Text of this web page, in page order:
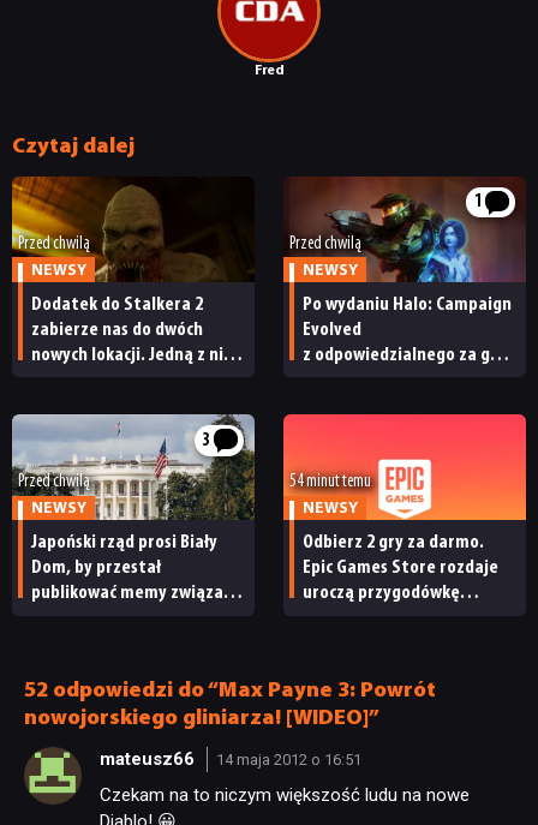
Fred
Czytaj dalej
Przed chwilą
NEWSY
Dodatek do Stalkera 2
zabierze nas do dwóch
nowych lokacji. Jedną z nich
1
Przed chwilą
NEWSY
Po wydaniu Halo: Campaign
Evolved
z odpowiedzialnego za grę
3
Przed chwilą
NEWSY
Japoński rząd prosi Biały
Dom, by przestał
publikować memy związane
54 minut temu
NEWSY
Odbierz 2 gry za darmo.
Epic Games Store rozdaje
uroczą przygodówkę
52 odpowiedzi do “Max Payne 3: Powrót
nowojorskiego gliniarza! [WIDEO]”
mateusz66 14 maja 2012 o 16:51
Czekam na to niczym większość ludu na nowe